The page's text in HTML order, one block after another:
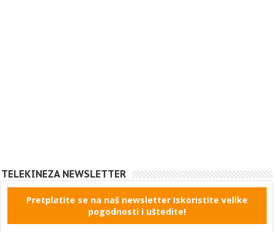
TELEKINEZA NEWSLETTER
Pretplatite se na naš newsletter Iskoristite velike
pogodnosti i uštedite!